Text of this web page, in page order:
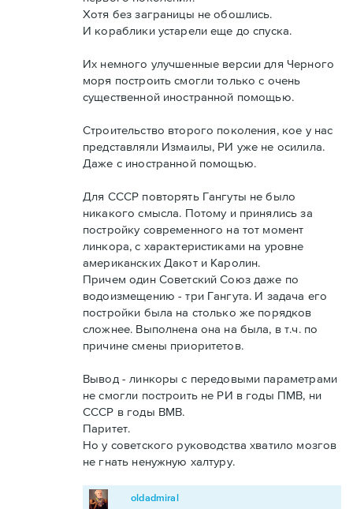
Хотя без заграницы не обошлись.
И кораблики устарели еще до спуска.
Их немного улучшенные версии для Черного
моря построить смогли только с очень
существенной иностранной помощью.
Строительство второго поколения, кое у нас
представляли Измаилы, РИ уже не осилила.
Даже с иностранной помощью.
Для СССР повторять Гангуты не было
никакого смысла. Потому и принялись за
постройку современного на тот момент
линкора, с характеристиками на уровне
американских Дакот и Каролин.
Причем один Советский Союз даже по
водоизмещению - три Гангута. И задача его
постройки была на столько же порядков
сложнее. Выполнена она на была, в т.ч. по
причине смены приоритетов.
Вывод - линкоры с передовыми параметрами
не смогли построить не РИ в годы ПМВ, ни
СССР в годы ВМВ.
Паритет.
Но у советского руководства хватило мозгов
не гнать ненужную халтуру.
oldadmiral